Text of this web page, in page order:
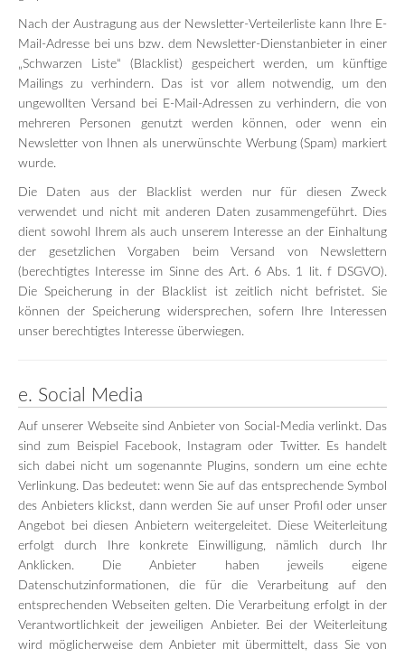
Nach der Austragung aus der Newsletter-Verteilerliste kann Ihre E-
Mail-Adresse bei uns bzw. dem Newsletter-Dienstanbieter in einer
„Schwarzen Liste“ (Blacklist) gespeichert werden, um künftige
Mailings zu verhindern. Das ist vor allem notwendig, um den
ungewollten Versand bei E-Mail-Adressen zu verhindern, die von
mehreren Personen genutzt werden können, oder wenn ein
Newsletter von Ihnen als unerwünschte Werbung (Spam) markiert
wurde.
Die Daten aus der Blacklist werden nur für diesen Zweck
verwendet und nicht mit anderen Daten zusammengeführt. Dies
dient sowohl Ihrem als auch unserem Interesse an der Einhaltung
der gesetzlichen Vorgaben beim Versand von Newslettern
(berechtigtes Interesse im Sinne des Art. 6 Abs. 1 lit. f DSGVO).
Die Speicherung in der Blacklist ist zeitlich nicht befristet. Sie
können der Speicherung widersprechen, sofern Ihre Interessen
unser berechtigtes Interesse überwiegen.
e. Social Media
Auf unserer Webseite sind Anbieter von Social-Media verlinkt. Das
sind zum Beispiel Facebook, Instagram oder Twitter. Es handelt
sich dabei nicht um sogenannte Plugins, sondern um eine echte
Verlinkung. Das bedeutet: wenn Sie auf das entsprechende Symbol
des Anbieters klickst, dann werden Sie auf unser Profil oder unser
Angebot bei diesen Anbietern weitergeleitet. Diese Weiterleitung
erfolgt durch Ihre konkrete Einwilligung, nämlich durch Ihr
Anklicken. Die Anbieter haben jeweils eigene
Datenschutzinformationen, die für die Verarbeitung auf den
entsprechenden Webseiten gelten. Die Verarbeitung erfolgt in der
Verantwortlichkeit der jeweiligen Anbieter. Bei der Weiterleitung
wird möglicherweise dem Anbieter mit übermittelt, dass Sie von